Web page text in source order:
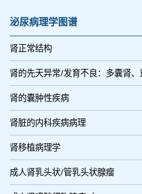
泌尿病理学图谱
肾正常结构
肾的先天异常/发育不良：多囊肾
肾的囊肿性疾病
肾脏的内科疾病病理
肾移植病理学
成人肾乳头状/管乳头状腺瘤